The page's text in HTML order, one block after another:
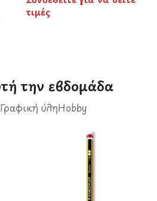
τιμές
την εβδομάδα​
Γραφική ύληHobby